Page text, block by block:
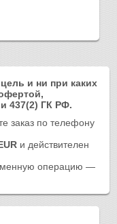
и ни при каких
437(2) ГК РФ.
заказ по телефону
и действителен
операцию —